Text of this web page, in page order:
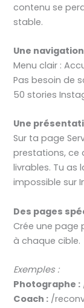
contenu se
stable.
Une
Menu clair :
Pas besoin de
50 stories
Une
Sur ta page
prestations, ce
livrables. Tu as
impossible sur
Des pages
Crée une page
à chaque cible.
Exemples :
Photographe :
Coach : /